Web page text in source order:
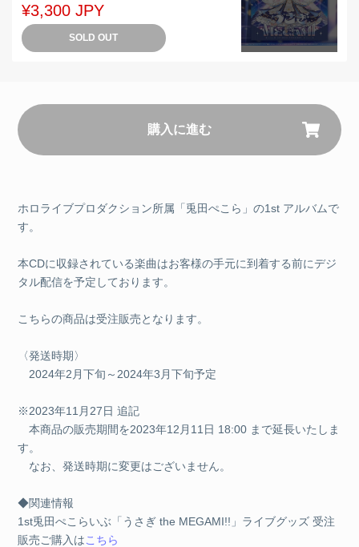
¥3,300 JPY
SOLD OUT
購入に進む
ホロライブプロダクション所属「兎田ぺこら」の1st アルバムで
す。
本CDに収録されている楽曲はお客様の手元に到着する前にデジ
タル配信を予定しております。
こちらの商品は受注販売となります。
〈発送時期〉
2024年2月下旬～2024年3月下旬予定
※2023年11月27日 追記
本商品の販売期間を2023年12月11日 18:00 まで延長いたしま
す。
なお、発送時期に変更はございません。
◆関連情報
1st兎田ぺこらいぶ「うさぎ the MEGAMI!!」ライブグッズ 受注
販売ご購入はこちら